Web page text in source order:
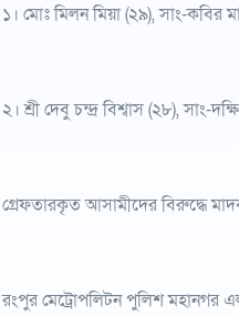
১। মোঃ মিলন মিয়া (২৯), সাং-কবির
২। শ্রী দেবু চন্দ্র বিশ্বাস (২৮), সাং-
গ্রেফতারকৃত আসামীদের বিরুদ্ধে
রংপুর মেট্রোপলিটন পুলিশ মহানগর